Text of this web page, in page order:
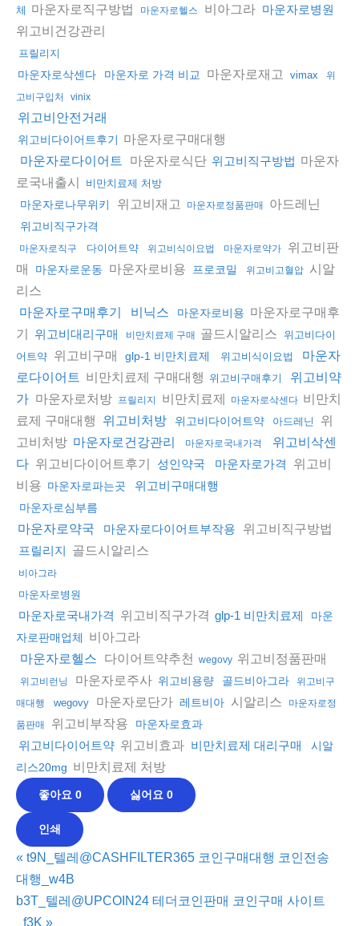
체 마운자로직구방법 마운자로헬스 비아그라 마운자로병원
위고비건강관리
프릴리지
마운자로삭센다 마운자로 가격 비교 마운자로재고 vimax
위
고비구입처
vinix
위고비안전거래
위고비다이어트후기 마운자로구매대행
마운자로다이어트 마운자로식단 위고비직구방법 마운자
로국내출시
비만치료제 처방
마운자로나무위키 위고비재고 마운자로정품판매 아드레닌
위고비직구가격
마운자로직구 다이어트약 위고비식이요법 마운자로약가
위고비판
매
마운자로운동 마운자로비용 프로코밀 위고비고혈압 시알
리스
마운자로구매후기 비닉스 마운자로비용 마운자로구매후
기 위고비대리구매 비만치료제 구매 골드시알리스
위고비다이
어트약 위고비구매 glp-1 비만치료제 위고비식이요법
마운자
로다이어트 비만치료제 구매대행 위고비구매후기
위고비약
가 마운자로처방 프릴리지 비만치료제 마운자로삭센다 비만치
료제 구매대행
위고비처방 위고비다이어트약 아드레닌
위
고비처방 마운자로건강관리 마운자로국내가격
위고비삭센
다 위고비다이어트후기 성인약국 마운자로가격
위고비
비용 마운자로파는곳 위고비구매대행
마운자로심부름
마운자로약국 마운자로다이어트부작용 위고비직구방법
프릴리지 골드시알리스
비아그라
마운자로병원
마운자로국내가격 위고비직구가격 glp-1 비만치료제
마운
자로판매업체
비아그라
마운자로헬스 다이어트약추천 wegovy 위고비정품판매
위고비런닝 마운자로주사 위고비용량 골드비아그라
위고비구
매대행
wegovy 마운자로단가 레트비아 시알리스
마운자로정
품판매
위고비부작용 마운자로효과
위고비다이어트약 위고비효과 비만치료제 대리구매
시알
리스20mg 비만치료제 처방
좋아요 0 싫어요 0
인쇄
« t9N_텔레@CASHFILTER365 코인구매대행 코인전송
대행_w4B
b3T_텔레@UPCOIN24 테더코인판매 코인구매 사이트
_f3K »